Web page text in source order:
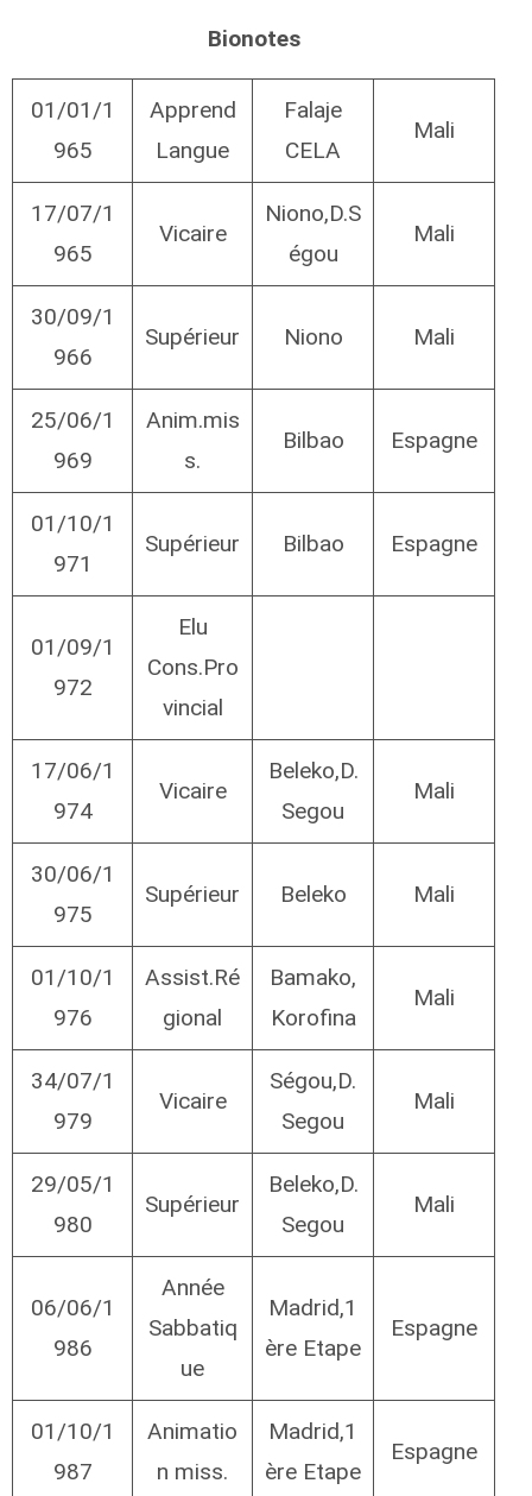
Bionotes
01/01/1
965
Apprend
Langue
Falaje
CELA
Mali
17/07/1
965
Vicaire
Niono,D.S
égou
Mali
30/09/1
966
Supérieur Niono Mali
25/06/1
969
Anim.mis
s.
Bilbao Espagne
01/10/1
971
Supérieur Bilbao Espagne
01/09/1
972
Elu
Cons.Pro
vincial
17/06/1
974
Vicaire
Beleko,D.
Segou
Mali
30/06/1
975
Supérieur Beleko Mali
01/10/1
976
Assist.Ré
gional
Bamako,
Korofina
Mali
34/07/1
979
Vicaire
Ségou,D.
Segou
Mali
29/05/1
980
Supérieur
Beleko,D.
Segou
Mali
06/06/1
986
Année
Sabbatiq
ue
Madrid,1
ère Etape
Espagne
01/10/1
987
Animatio
n miss.
Madrid,1
ère Etape
Espagne